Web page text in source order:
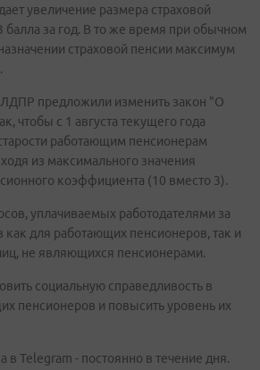
увеличение размера страховой
балла за год. В то же время при обычном
страховой пенсии максимум
ЛДПР предложили изменить закон "О
чтобы с 1 августа текущего года
работающим пенсионерам
из максимального значения
коэффициента (10 вместо 3).
уплачиваемых работодателями за
как для работающих пенсионеров, так и
не являющихся пенсионерами.
социальную справедливость в
пенсионеров и повысить уровень их
в Telegram - постоянно в течение дня.